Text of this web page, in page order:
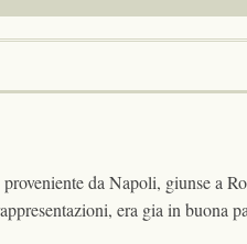
da Napoli, giunse a
era gia in buona